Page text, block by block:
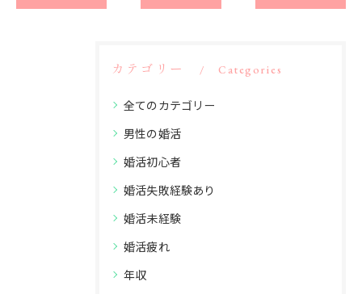
カテゴリー Categories
全てのカテゴリー
男性の婚活
婚活初心者
婚活失敗経験あり
婚活未経験
婚活疲れ
年収